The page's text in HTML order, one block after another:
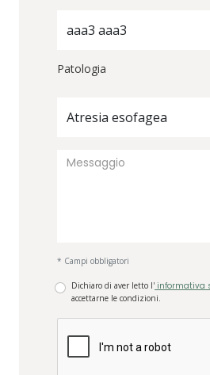
aaa3 aaa3
Patologia
Atresia esofagea
* Campi obbligatori
Dichiaro di aver letto l' informativa
accettarne le condizioni.